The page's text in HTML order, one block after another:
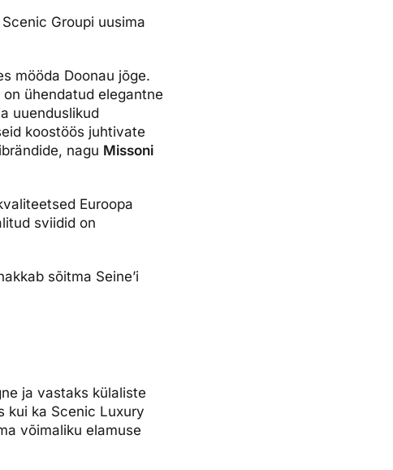
Groupi uusima
mööda Doonau jõge.
ühendatud elegantne
uuenduslikud
koostöös juhtivate
nagu Missoni
Euroopa
sviidid on
sõitma Seine’i
ja vastaks külaliste
kui ka Scenic Luxury
võimaliku elamuse